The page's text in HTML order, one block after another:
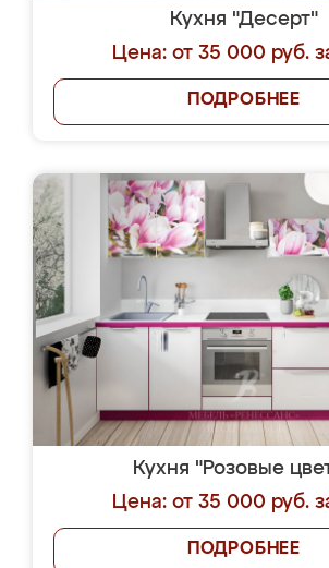
Кухня "Десерт"
Цена: от 35 000 руб.
ПОДРОБНЕЕ
Кухня "Розовые
Цена: от 35 000 руб.
ПОДРОБНЕЕ